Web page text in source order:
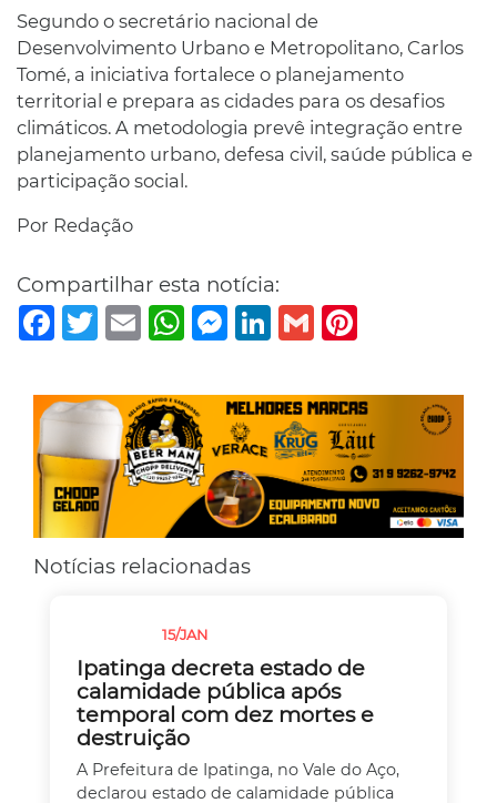
Segundo o secretário nacional de
Desenvolvimento Urbano e Metropolitano, Carlos
Tomé, a iniciativa fortalece o planejamento
territorial e prepara as cidades para os desafios
climáticos. A metodologia prevê integração entre
planejamento urbano, defesa civil, saúde pública e
participação social.
Por Redação
Compartilhar esta notícia:
Facebook
TwitterEmail WhatsAppMessenger
LinkedIn
Gmail
Notícias relacionadas
15/JAN
Ipatinga decreta estado de
calamidade pública após
temporal com dez mortes e
destruição
A Prefeitura de Ipatinga, no Vale do Aço,
declarou estado de calamidade pública